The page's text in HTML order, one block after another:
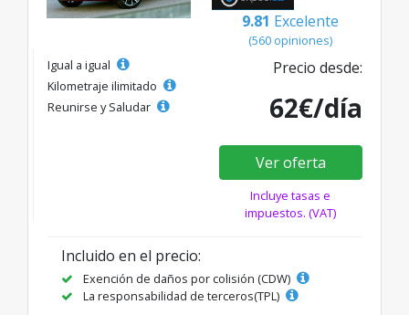
9.81 Excelente
(560 opiniones)
Igual a igual
Kilometraje ilimitado
Reunirse y Saludar
Precio desde:
62€/día
Ver oferta
Incluye tasas e
impuestos. (VAT)
Incluido en el precio:
Exención de daños por colisión (CDW)
La responsabilidad de terceros(TPL)